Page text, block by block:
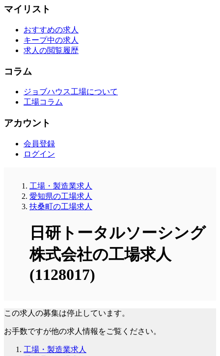
マイリスト
おすすめの求人
キープ中の求人
求人の閲覧履歴
コラム
ジョブハウス工場について
工場コラム
アカウント
会員登録
ログイン
工場・製造業求人
愛知県の工場求人
扶桑町の工場求人
日研トータルソーシング
株式会社の工場求人
(1128017)
この求人の募集は停止しています。
お手数ですが他の求人情報をご覧ください。
工場・製造業求人